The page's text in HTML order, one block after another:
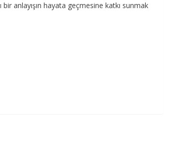
anlayışın hayata geçmesine katkı sunmak